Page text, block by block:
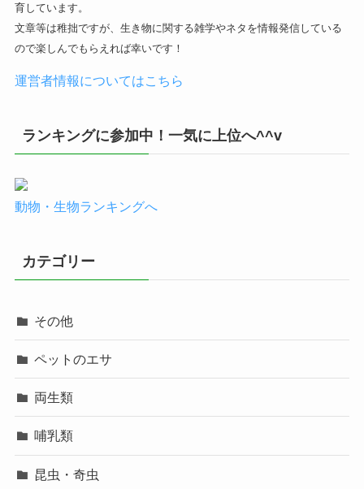
育しています。
文章等は稚拙ですが、生き物に関する雑学やネタを情報発信している
ので楽しんでもらえれば幸いです！
運営者情報についてはこちら
ランキングに参加中！一気に上位へ^^v
動物・生物ランキングへ
カテゴリー
その他
ペットのエサ
両生類
哺乳類
昆虫・奇虫